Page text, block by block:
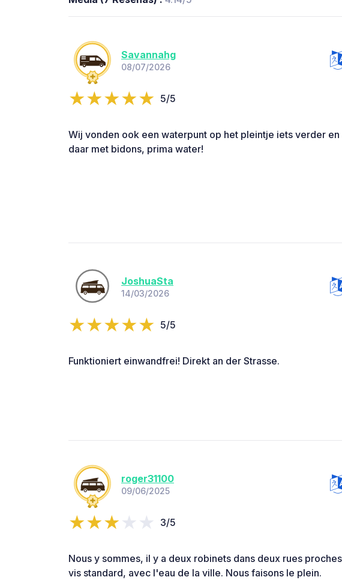
Savannahg
08/07/2026
5/5
Wij vonden ook een waterpunt op het pleintje iets verder en
daar met bidons, prima water!
JoshuaSta
14/03/2026
5/5
Funktioniert einwandfrei! Direkt an der Strasse.
roger31100
09/06/2025
3/5
Nous y sommes, il y a deux robinets dans deux rues
vis standard, avec l'eau de la ville. Nous faisons le plein.